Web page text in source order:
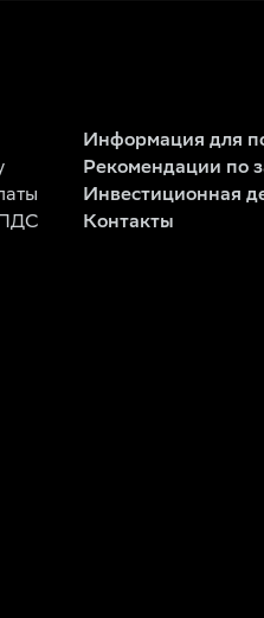
ПДС
Информация для
Рекомендации по
Инвестиционная
Контакты